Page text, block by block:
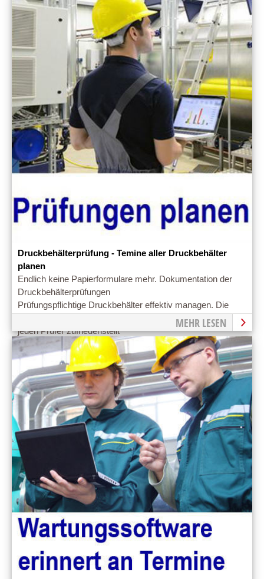
Druckbehälterprüfung - Temine aller Druckbehälter
planen
Endlich keine Papierformulare mehr. Dokumentation der
Druckbehälterprüfungen
Prüfungspflichtige Druckbehälter effektiv managen. Die
Software erstellt eine Druckbehälter-Dokumentation, die
jeden Prüfer zufriedenstellt
MEHR LESEN